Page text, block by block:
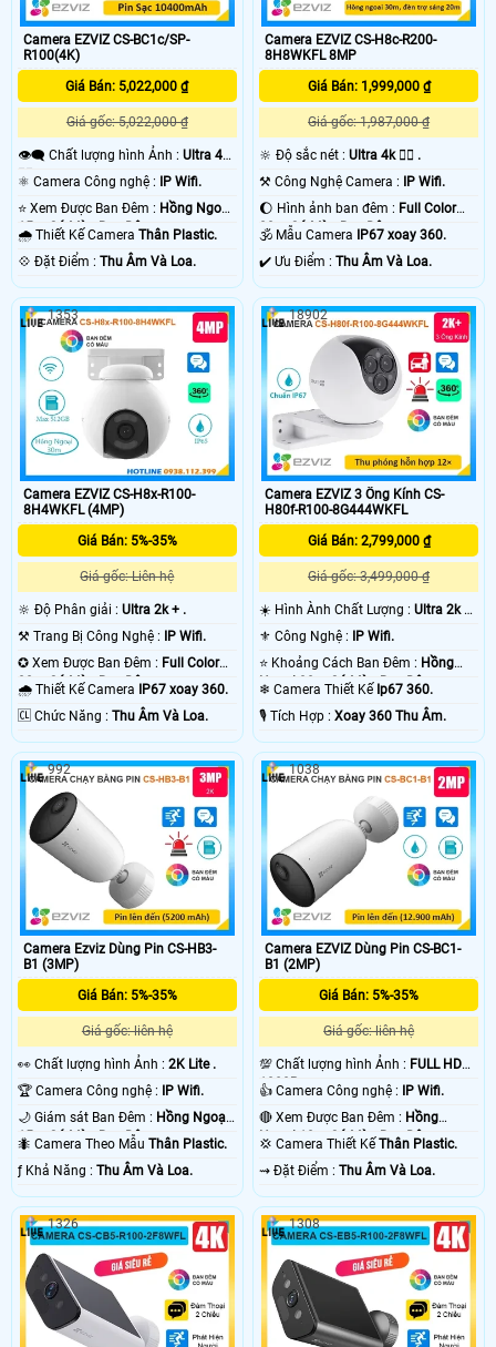
Camera EZVIZ CS-BC1c/SP-
R100(4K)
Giá Bán: 5,022,000 ₫
Giá gốc: 5,022,000 ₫
👁️‍🗨 Chất lượng hình Ảnh : Ultra 4k
👍🏾 .
⚛️ Camera Công nghệ :
IP Wifi.
⭐ Xem Được Ban Đêm : Hồng Ngoại
15m Có Màu Ban Ðêm.
🌧️ Thiết Kế Camera Thân Plastic.
️💠 Đặt Điểm : Thu Âm Và Loa.
Camera EZVIZ CS-H8c-R200-
8H8WKFL 8MP
Giá Bán: 1,999,000 ₫
Giá gốc: 1,987,000 ₫
🔆 Độ sắc nét :Ultra 4k 👍🏾 .
⚒ Công Nghệ Camera :
IP Wifi.
🌔 Hình ảnh ban đêm : Full Color
20m Có Màu Ban Ðêm.
🕉️ Mẫu Camera
IP67 xoay 360.
️✔️ Ưu Điểm :Thu Âm Và Loa.
Camera EZVIZ CS-H8x-R100-
8H4WKFL (4MP)
Giá Bán: 5%-35%
Giá gốc: Liên hệ
🔆 Độ Phân giải : Ultra 2k + .
⚒ Trang Bị Công Nghệ :
IP Wifi.
✪ Xem Được Ban Đêm : Full Color
30m Có Màu Ban Ðêm.
🌧️ Thiết Kế Camera
IP67 xoay 360.
️🆑 Chức Năng : Thu Âm Và Loa.
1353
Camera EZVIZ 3 Ống Kính CS-
H80f-R100-8G444WKFL
Giá Bán: 2,799,000 ₫
Giá gốc: 3,499,000 ₫
☀️ Hình Ành Chất Lượng :Ultra 2k +
⚜️ Công Nghệ :
IP Wifi.
⭐ Khoảng Cách Ban Đêm : Hồng
Ngoại 30m Có Màu Ban Ðêm.
❄ Camera Thiết Kế Ip67 360.
️🎙 Tích Hợp :Xoay 360 Thu Âm.
18902
Camera Ezviz Dùng Pin CS-HB3-
B1 (3MP)
Giá Bán: 5%-35%
Giá gốc: liên hệ
️👀 Chất lượng hình Ảnh : 2K Lite .
🏆 Camera Công nghệ :
IP Wifi.
🌙 Giám sát Ban Đêm : Hồng Ngoại
15m Có Màu Ban Ðêm.
🐜 Camera Theo Mẫu Thân Plastic.
️ƒ Khả Năng : Thu Âm Và Loa.
992
Camera EZVIZ Dùng Pin CS-BC1-
B1 (2MP)
Giá Bán: 5%-35%
Giá gốc: liên hệ
💯 Chất lượng hình Ảnh : FULL HD
1080P .
👍 Camera Công nghệ :
IP Wifi.
🔴 Xem Được Ban Đêm : Hồng
Ngoại 10m Có Màu Ban Ðêm.
💢 Camera Thiết KếThân Plastic.
️⇝ Đặt Điểm :Thu Âm Và Loa.
1038
1326 1308